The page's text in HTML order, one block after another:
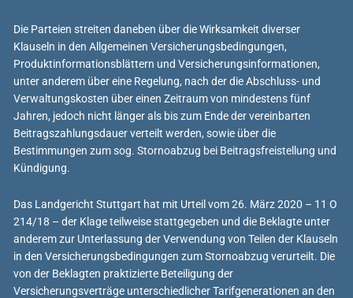
Die Parteien streiten daneben über die Wirksamkeit diverser
Klauseln in den Allgemeinen Versicherungsbedingungen,
Produktinformationsblättern und Versicherungsinformationen,
unter anderem über eine Regelung, nach der die Abschluss- und
Verwaltungskosten über einen Zeitraum von mindestens fünf
Jahren, jedoch nicht länger als bis zum Ende der vereinbarten
Beitragszahlungsdauer verteilt werden, sowie über die
Bestimmungen zum sog. Stornoabzug bei Beitragsfreistellung und
Kündigung.
Das Landgericht Stuttgart hat mit Urteil vom 26. März 2020 – 11 O
214/18 – der Klage teilweise stattgegeben und die Beklagte unter
anderem zur Unterlassung der Verwendung von Teilen der Klauseln
in den Versicherungsbedingungen zum Stornoabzug verurteilt. Die
von der Beklagten praktizierte Beteiligung der
Versicherungsverträge unterschiedlicher Tarifgenerationen an den